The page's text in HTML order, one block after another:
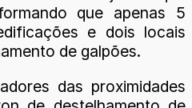
que apenas 5
e dois locais
de galpões.
das proximidades